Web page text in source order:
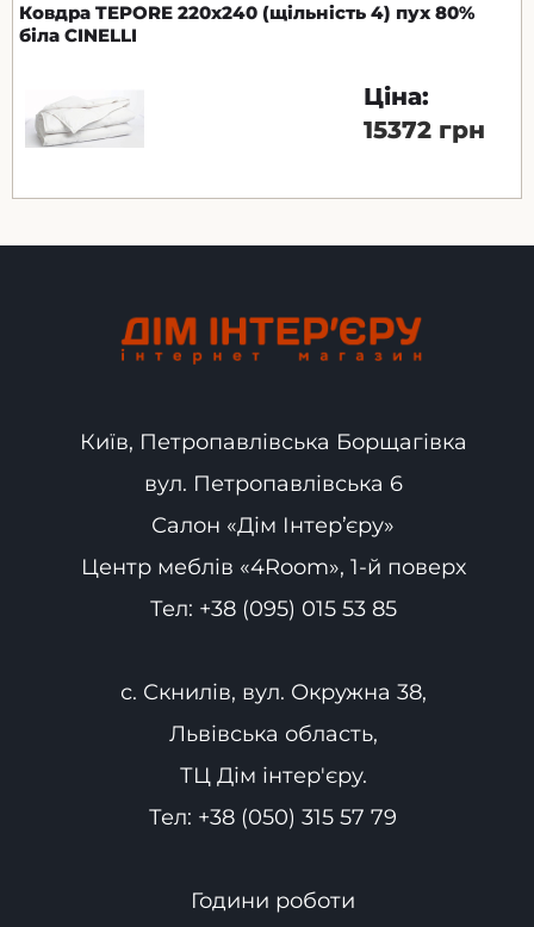
Ковдра TEPORE 220x240 (щільність 4) пух 80%
біла CINELLI
Ціна:
15372 грн
Київ, Петропавлівська Борщагівка
вул. Петропавлівська 6
Салон «Дім Інтер’єру»
Центр меблів «4Room», 1-й поверх
Тел: +38 (095) 015 53 85
с. Скнилів, вул. Окружна 38,
Львівська область,
ТЦ Дім інтер'єру.
Тел: +38 (050) 315 57 79
Години роботи